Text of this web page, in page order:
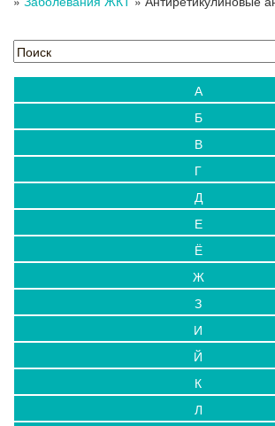
А
Б
В
Г
Д
Е
Ё
Ж
З
И
Й
К
Л